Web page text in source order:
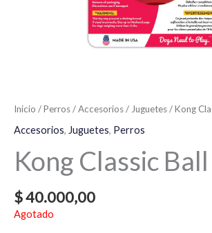
Inicio /Perros/Accesorios/ Juguetes/ Kong
Accesorios, Juguetes, Perros
Kong Classic
$40.000,00
Agotado